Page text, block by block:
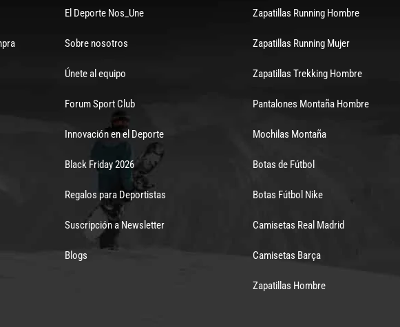
El Deporte Nos_Une
Sobre nosotros
Únete al equipo
Forum Sport Club
Innovación en el Deporte
Black Friday 2026
Regalos para Deportistas
Suscripción a Newsletter
Blogs
Zapatillas Running Hombre
Zapatillas Running Mujer
Zapatillas Trekking Hombre
Pantalones Montaña Hombre
Mochilas Montaña
Botas de Fútbol
Botas Fútbol Nike
Camisetas Real Madrid
Camisetas Barça
Zapatillas Hombre